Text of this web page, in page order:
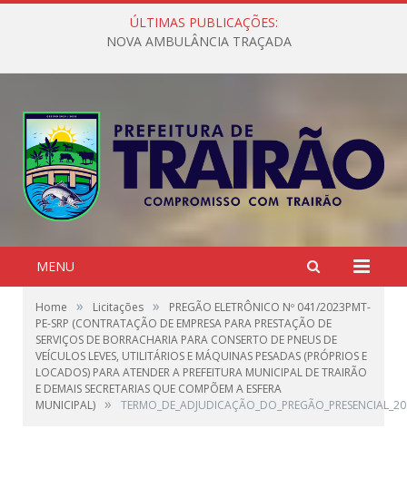
ÚLTIMAS PUBLICAÇÕES:
NOVA AMBULÂNCIA TRAÇADA
MENU
Home » Licitações »
PREGÃO ELETRÔNICO Nº 041/2023PMT-
PE-SRP (CONTRATAÇÃO DE EMPRESA PARA PRESTAÇÃO DE
SERVIÇOS DE BORRACHARIA PARA CONSERTO DE PNEUS DE
VEÍCULOS LEVES, UTILITÁRIOS E MÁQUINAS PESADAS (PRÓPRIOS E
LOCADOS) PARA ATENDER A PREFEITURA MUNICIPAL DE TRAIRÃO
E DEMAIS SECRETARIAS QUE COMPÕEM A ESFERA
MUNICIPAL) »